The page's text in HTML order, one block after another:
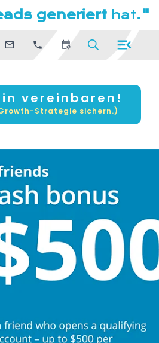
generiert hat."
vereinbaren!
Growth-Strategie sichern.)